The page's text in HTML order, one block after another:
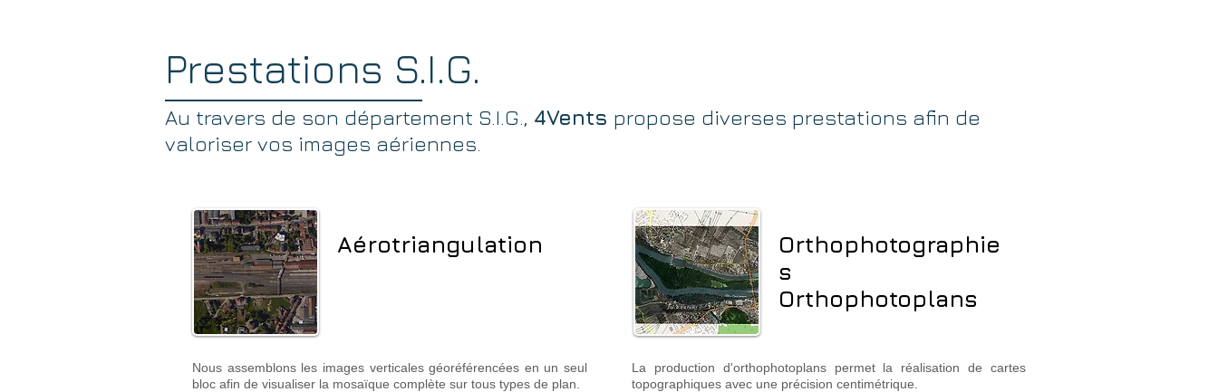
Prestations S.I.G.
Au travers de son département S.I.G., 4Vents propose diverses prestations afin de
valoriser vos images aériennes.
Aérotriangulation
Nous assemblons les images verticales géoréférencées en un seul
bloc afin de visualiser la mosaïque complète sur tous types de plan.
Orthophotographie
s
Orthophotoplans
La production d'orthophotoplans permet la réalisation de cartes
topographiques avec une précision centimétrique.